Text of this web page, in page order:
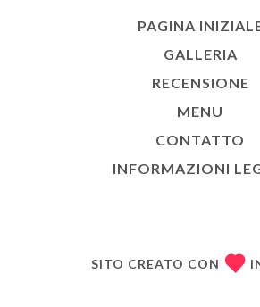
PAGINA
GALLERIA
RECENSIONE
MENU
CONTATTO
INFORMAZIONI
SITO CREATO CON